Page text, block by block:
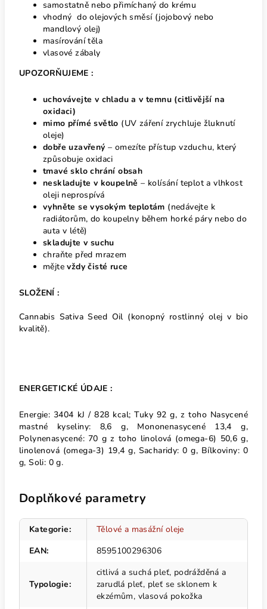
samostatně nebo přimíchaný do krému
vhodný do olejových směsí (jojobový nebo
mandlový olej)
masírování těla
vlasové zábaly
UPOZORŇUJEME :
uchovávejte v chladu a v temnu (citlivější na
oxidaci)
mimo přímé světlo (UV záření zrychluje žluknutí
oleje)
dobře uzavřený – omezíte přístup vzduchu, který
způsobuje oxidaci
tmavé sklo chrání obsah
neskladujte v koupelně – kolísání teplot a vlhkost
oleji neprospívá
vyhněte se vysokým teplotám (nedávejte k
radiátorům, do koupelny během horké páry nebo do
auta v létě)
skladujte v suchu
chraňte před mrazem
mějtevždy čisté ruce
SLOŽENÍ :
Cannabis Sativa Seed Oil (konopný rostlinný olej v bio
kvalitě).
ENERGETICKÉ ÚDAJE :
Energie: 3404 kJ / 828 kcal; Tuky 92 g, z toho Nasycené
mastné kyseliny: 8,6 g, Mononenasycené 13,4 g,
Polynenasycené: 70 g z toho linolová (omega-6) 50,6 g,
linolenová (omega-3) 19,4 g, Sacharidy: 0 g, Bílkoviny: 0
g, Soli: 0 g.
Doplňkové parametry
Kategorie:
Tělové a masážní oleje
EAN: 8595100296306
Typologie:
citlivá a suchá pleť, podrážděná a
zarudlá pleť, pleť se sklonem k
ekzémům, vlasová pokožka